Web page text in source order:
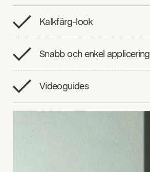
Kalkfärg-look
Snabb och enkel applicering
Videoguides